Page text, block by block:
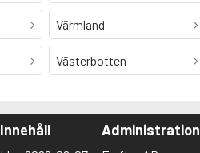
Värmland
Västerbotten
Innehåll Administration